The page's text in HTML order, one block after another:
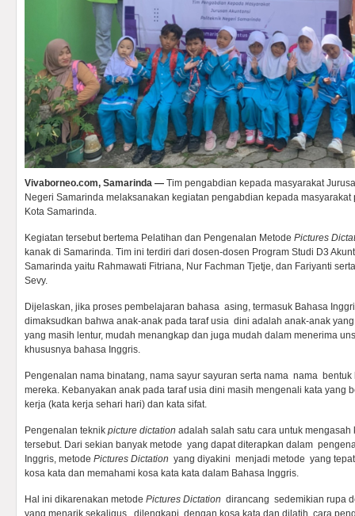
Vivaborneo.com, Samarinda — Tim pengabdian kepada masyarakat
Negeri Samarinda melaksanakan kegiatan pengabdian kepada
Kota Samarinda.
Kegiatan tersebut bertema Pelatihan dan Pengenalan Metode Pictures
kanak di Samarinda. Tim ini terdiri dari dosen-dosen Program Studi D3
Samarinda yaitu Rahmawati Fitriana, Nur Fachman Tjetje, dan Fariyanti
Sevy.
Dijelaskan, jika proses pembelajaran bahasa asing, termasuk Bahasa
dimaksudkan bahwa anak-anak pada taraf usia dini adalah anak-anak
yang masih lentur, mudah menangkap dan juga mudah dalam menerima
khususnya bahasa Inggris.
Pengenalan nama binatang, nama sayur sayuran serta nama nama
mereka. Kebanyakan anak pada taraf usia dini masih mengenali kata yang
kerja (kata kerja sehari hari) dan kata sifat.
Pengenalan teknik picture dictation adalah salah satu cara untuk
tersebut. Dari sekian banyak metode yang dapat diterapkan dalam
Inggris, metode Pictures Dictation yang diyakini menjadi metode yang
kosa kata dan memahami kosa kata kata dalam Bahasa Inggris.
Hal ini dikarenakan metode Pictures Dictation dirancang sedemikian rupa
yang menarik sekaligus dilengkapi dengan kosa kata dan dilatih cara